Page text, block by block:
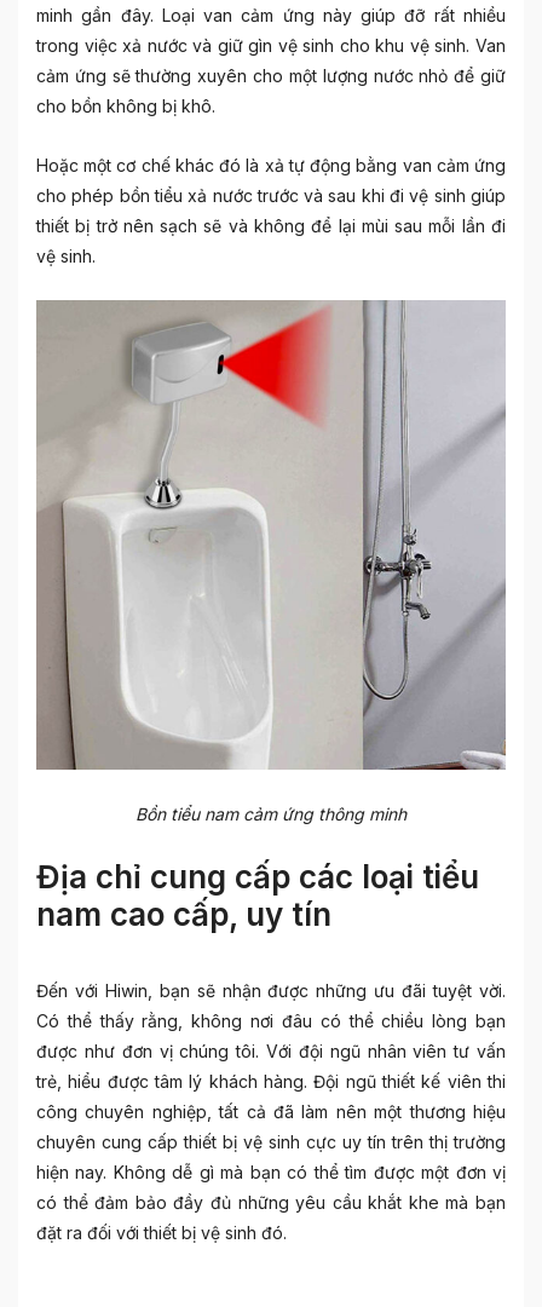
minh gần đây. Loại van cảm ứng này giúp đỡ rất nhiều
trong việc xả nước và giữ gìn vệ sinh cho khu vệ sinh. Van
cảm ứng sẽ thường xuyên cho một lượng nước nhỏ để giữ
cho bồn không bị khô.
Hoặc một cơ chế khác đó là xả tự động bằng van cảm ứng
cho phép bồn tiểu xả nước trước và sau khi đi vệ sinh giúp
thiết bị trở nên sạch sẽ và không để lại mùi sau mỗi lần đi
vệ sinh.
Bồn tiểu nam cảm ứng thông minh
Địa chỉ cung cấp các loại tiểu
nam cao cấp, uy tín
Đến với Hiwin, bạn sẽ nhận được những ưu đãi tuyệt vời.
Có thể thấy rằng, không nơi đâu có thể chiều lòng bạn
được như đơn vị chúng tôi. Với đội ngũ nhân viên tư vấn
trẻ, hiểu được tâm lý khách hàng. Đội ngũ thiết kế viên thi
công chuyên nghiệp, tất cả đã làm nên một thương hiệu
chuyên cung cấp thiết bị vệ sinh cực uy tín trên thị trường
hiện nay. Không dễ gì mà bạn có thể tìm được một đơn vị
có thể đảm bảo đầy đủ những yêu cầu khắt khe mà bạn
đặt ra đối với thiết bị vệ sinh đó.